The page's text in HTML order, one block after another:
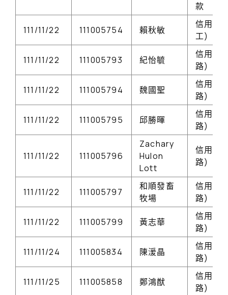
款
111/11/22 111005754 賴秋敏
信用卡(
工)
111/11/22 111005793 紀怡毓
信用卡(
路)
111/11/22 111005794 魏國聖
信用卡(
路)
111/11/22 111005795 邱勝暉
信用卡(
路)
111/11/22 111005796
Zachary
Hulon
Lott
信用卡(
路)
111/11/22 111005797
和順發畜
牧場
信用卡(
路)
111/11/22 111005799 黃志華
信用卡(
路)
111/11/24 111005834 陳湲晶
信用卡(
路)
111/11/25 111005858 鄭鴻猷
信用卡(
路)